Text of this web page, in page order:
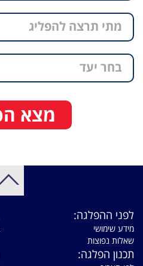
מתי תרצה להפליג
בחר יעד
מצא
לפני ההפלגה:
מידע שימושי
שאלות נפוצות
תכנון הפלגה: